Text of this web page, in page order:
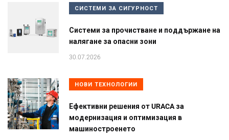
СИСТЕМИ ЗА СИГУРНОСТ
Системи за прочистване и поддържане на
налягане за опасни зони
30.07.2026
НОВИ ТЕХНОЛОГИИ
Ефективни решения от URACA за
модернизация и оптимизация в
машиностроенето